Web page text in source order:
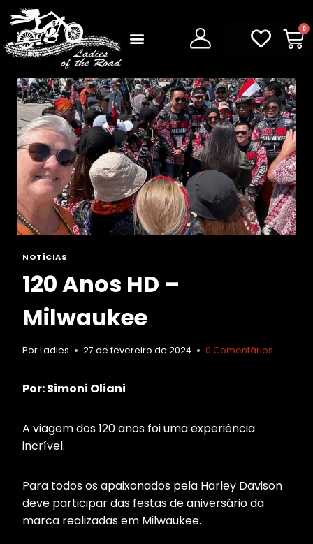
0
NOTÍCIAS
120 Anos HD –
Milwaukee
PorLadies 27 de fevereiro de 2024 0 Comentários
Por: Simoni Oliani
A viagem dos 120 anos foi uma experiência
incrível.
Para todos os apaixonados pela Harley Davison
deve participar das festas de aniversário da
marca realizadas em Milwaukee.